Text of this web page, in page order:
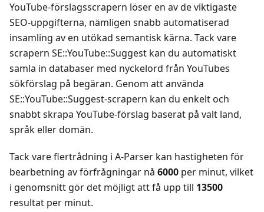
YouTube-förslagsscrapern löser en av de viktigaste
SEO-uppgifterna, nämligen snabb automatiserad
insamling av en utökad semantisk kärna. Tack vare
scrapern SE::YouTube::Suggest kan du automatiskt
samla in databaser med nyckelord från YouTubes
sökförslag på begäran. Genom att använda
SE::YouTube::Suggest-scrapern kan du enkelt och
snabbt skrapa YouTube-förslag baserat på valt land,
språk eller domän.
Tack vare flertrådning i A-Parser kan hastigheten för
bearbetning av förfrågningar nå 6000 per minut, vilket
i genomsnitt gör det möjligt att få upp till 13500
resultat per minut.